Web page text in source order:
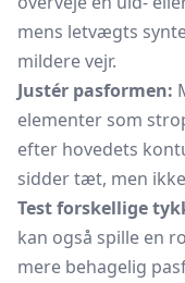
mens letvægts
mildere vejr.
Justér pasformen:
elementer som
efter hovedets
sidder tæt, men
Test forskellige
kan også spille en
mere behagelig